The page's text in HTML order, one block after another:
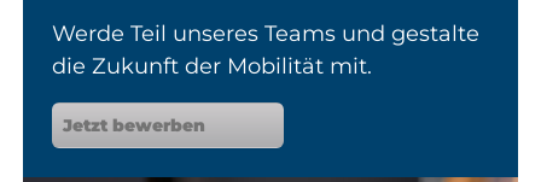
Werde Teil unseres Teams und gestalte
die Zukunft der Mobilität mit.
Jetzt bewerben